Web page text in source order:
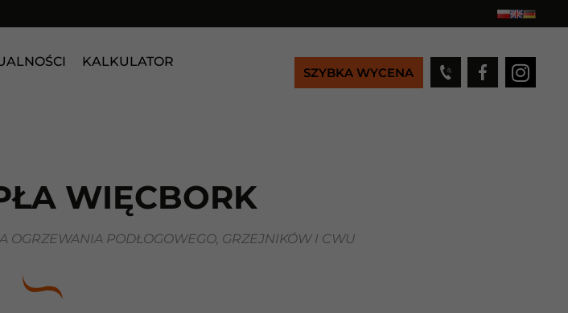
KALKULATOR
SZYBKA WYCENA
WIĘCBORK
OGRZEWANIA PODŁOGOWEGO, GRZEJNIKÓW I CWU